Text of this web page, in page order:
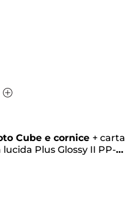
Cube e cornice +carta
Plus Glossy II PP-